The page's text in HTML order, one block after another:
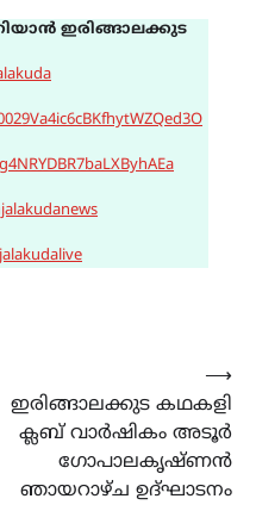
ഇരിങ്ങാലക്കുട
ഇരിങ്ങാലക്കുട കഥകളി
ക്ലബ് വാർഷികം അടൂർ
ഗോപാലകൃഷ്ണൻ
ഞായറാഴ്ച ഉദ്‌ഘാടനം
⟶